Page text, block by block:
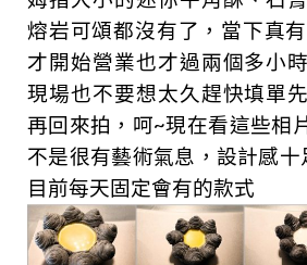
熔岩可頌都沒有了，當下真
才開始營業也才過兩個多小
現場也不要想太久趕快填單
再回來拍，呵~現在看這些相
不是很有藝術氣息，設計感
目前每天固定會有的款式